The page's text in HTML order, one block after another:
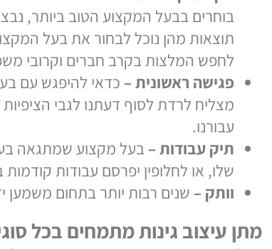
שוק –בדומה לכל שירות או מוצר
בבעל המקצוע הטוב ביותר, נבצע
מהן נוכל לבחור את בעל המקצוע
המלצות בקרב חברים וקרובי
ראשונית –כדאי להיפגש עם בעל
לרדת לסוף דעתנו לגבי הציפיות
עבודות –בעל מקצוע שמתגאה
או לחלופין יפרסם עבודות קודמות
– שנים רבות יותר בתחום משמען ידע